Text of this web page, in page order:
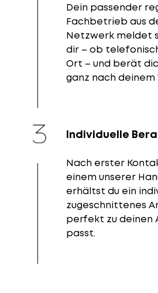
Dein passender
Fachbetrieb aus
Netzwerk meldet
dir – ob
Ort – und berät
ganz nach deinem
Individuelle
Nach erster
einem unserer
erhältst du ein
zugeschnittenes
perfekt zu deinen
passt.